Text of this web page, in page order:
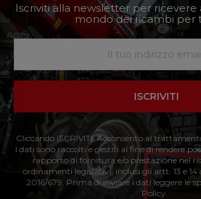
Iscriviti alla newsletter per
mondo dei ricambi per
ISCRIVITI
Cliccando ISCRIVITI: Acconsento al
I dati sono raccolti e gestiti al fine di rendere
rapporto di fornitura e/o prestazione nel
ordinamenti legislativi, inclusi gli artt. 13 e 14
2016/679. Prima di inviare i dati leggere le
Policy.